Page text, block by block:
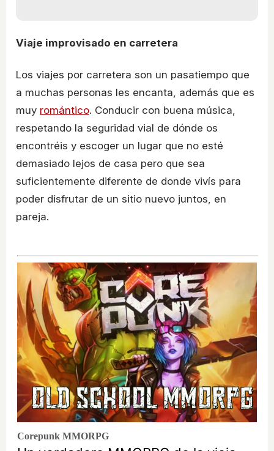
Viaje improvisado en carretera
Los viajes por carretera son un pasatiempo que
a muchas personas les encanta, además que es
muy romántico. Conducir con buena música,
respetando la seguridad vial de dónde os
encontréis y escoger un lugar que no esté
demasiado lejos de casa pero que sea
suficientemente diferente de donde vivís para
poder disfrutar de un sitio nuevo juntos, en
pareja.
Corepunk MMORPG